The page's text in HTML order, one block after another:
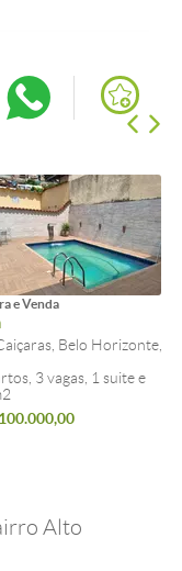
e Venda
Belo Horizonte,
3 vagas, 1 suite e
Alto